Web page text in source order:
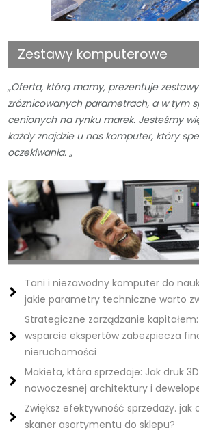
Zestawy komputerowe
„Oferta, którą mamy, prezentuje
zróżnicowanych parametrach, a w tym
cenionych na rynku marek. Jesteśmy
każdy znajdzie u nas komputer, który
oczekiwania. „
Tani i niezawodny komputer do
jakie parametry techniczne warto
Strategiczne zarządzanie
wsparcie ekspertów zabezpiecza
nieruchomości
Makieta, która sprzedaje: Jak druk
nowoczesnej architektury i
Zwiększ efektywność sprzedaży.
skaner asortymentu do sklepu?